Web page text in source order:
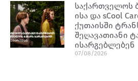
საქართველოს
ისა და sCool
ქუთაისში
შეღავათიანი
ისარგებლებენ
07/08/2026